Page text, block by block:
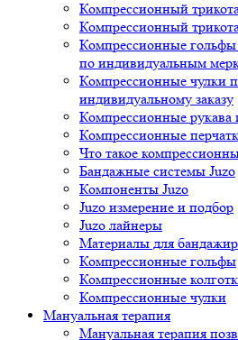
Компрессионный
Компрессионный
Компрессионные гольфы
по индивидуальным
Компрессионные чулки
индивидуальному заказу
Компрессионные рукава
Компрессионные
Что такое
Бандажные системы Juzo
Компоненты Juzo
Juzo измерение и подбор
Juzo лайнеры
Материалы для
Компрессионные гольфы
Компрессионные
Компрессионные чулки
Мануальная терапия
Мануальная терапия